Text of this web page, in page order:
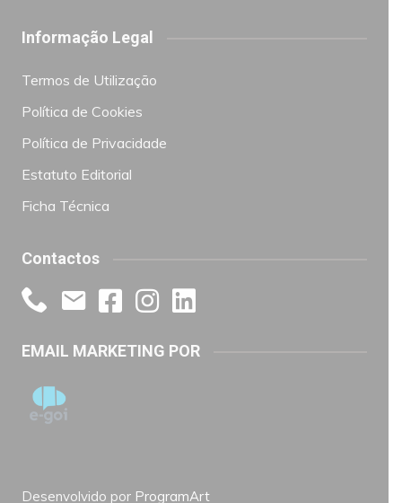
Informação Legal
Termos de Utilização
Política de Cookies
Política de Privacidade
Estatuto Editorial
Ficha Técnica
Contactos
EMAIL MARKETING POR
Desenvolvido por ProgramArt